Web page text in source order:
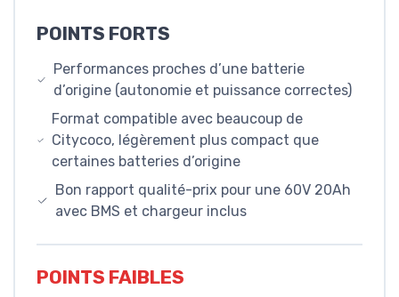
POINTS FORTS
Performances proches d’une batterie
d’origine (autonomie et puissance correctes)
Format compatible avec beaucoup de
Citycoco, légèrement plus compact que
certaines batteries d’origine
Bon rapport qualité-prix pour une 60V 20Ah
avec BMS et chargeur inclus
POINTS FAIBLES